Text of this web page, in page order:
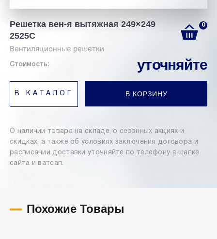
Решетка вен-я вытяжная 249×249
2525С
Вентиляционные решетки
0
Стоимость: уточняйте
В КАТАЛОГ В КОРЗИНУ
О наличии товара на складе, о сезонных акциях и
скидках, а также об условиях заключения договора и
расписании доставки уточняйте по телефону в шапке
сайта и ватсап.
Похожие Товары